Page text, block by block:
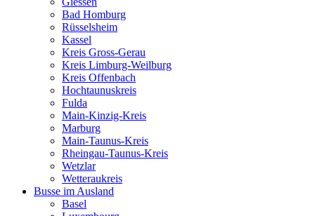
Bad Homburg
Rüsselsheim
Kassel
Kreis Gross-Gerau
Kreis Limburg-Weilburg
Kreis Offenbach
Hochtaunuskreis
Fulda
Main-Kinzig-Kreis
Marburg
Main-Taunus-Kreis
Rheingau-Taunus-Kreis
Wetzlar
Wetteraukreis
Busse im Ausland
Basel